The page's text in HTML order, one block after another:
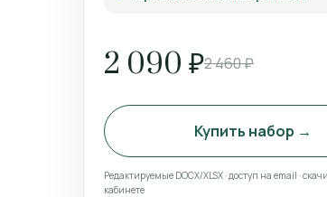
2 090 ₽2 460 ₽
Купить набор →
Редактируемые DOCX/XLSX · доступ на email ·
кабинете